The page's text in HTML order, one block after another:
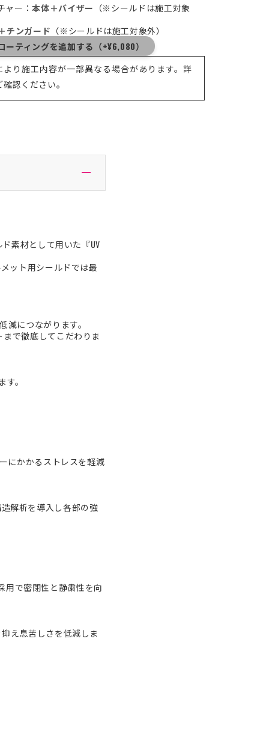
ャー：本体＋バイザー （※シールドは施工対象
チンガード （※シールドは施工対象外）
ーティングを追加する（+¥6,080）
り施工内容が一部異なる場合があります。詳
確認ください。
素材として用いた『UV
ット用シールドでは最
につながります。
で徹底してこだわりま
。
にかかるストレスを軽減
解析を導入し各部の強
用で密閉性と静粛性を向
え息苦しさを低減しま